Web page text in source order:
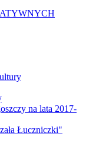
na lata 2017-
Łuczniczki"